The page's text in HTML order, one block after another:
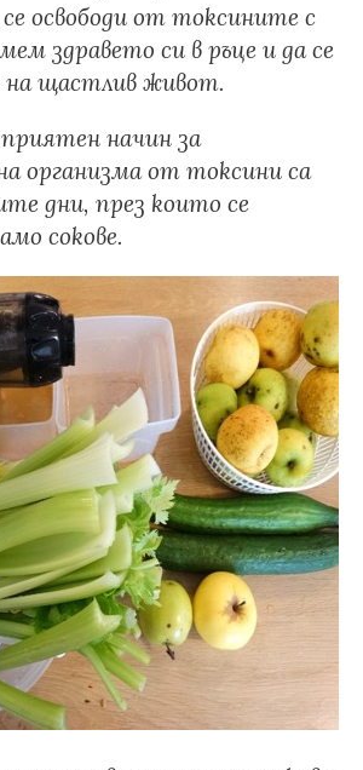
освободи от токсините с
здравето си в ръце и да се
на щастлив живот.
начин за
организма от токсини са
дни, през които се
сокове.